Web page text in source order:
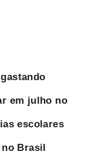
em julho no
escolares
Brasil